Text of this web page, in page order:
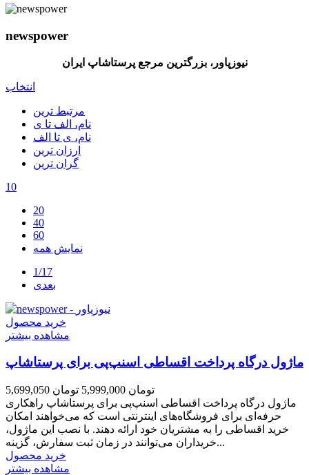
newspower
نیوزپاور، بزرگترین مرجع پرستاشاپ ایران
انتخاب
مرتبط ترین
نام، الف تا ی
نام، ی تا الف
ارزان ترین
گران ترین
10
20
40
60
نمایش همه
1/17
بعدی
خرید محصول
مشاهده بیشتر
ماژول درگاه پرداخت اقساطی اسنپ‌پی برای پرستاشاپ
5,699,050 تومان 5,999,000 تومان
ماژول درگاه پرداخت اقساطی اسنپ‌پی برای پرستاشاپ راهکاری
حرفه‌ای برای فروشگاه‌های اینترنتی است که می‌خواهند امکان
خرید اقساطی را به مشتریان خود ارائه دهند. با نصب این ماژول،
خریداران می‌توانند در زمان ثبت سفارش، گزینه...
خرید محصول
مشاهده بیشتر